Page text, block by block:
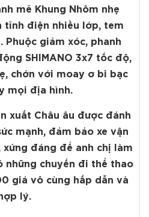
mẽ Khung Nhôm nhẹ
tĩnh điện nhiều lớp, tem
Phuộc giảm xóc, phanh
SHIMANO 3x7 tốc độ,
chớn với moay ơ bi bạc
mọi địa hình.
xuất Châu âu được đánh
mạnh, đảm bảo xe vận
xứng đáng để anh chị làm
những chuyến đi thể thao
giá vô cùng hấp dẫn và
hợp lý.